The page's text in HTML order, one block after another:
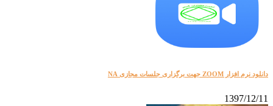
دانلود نرم افزار ZOOM جهت برگزاری جلسات مجازی NA
1397/12/11